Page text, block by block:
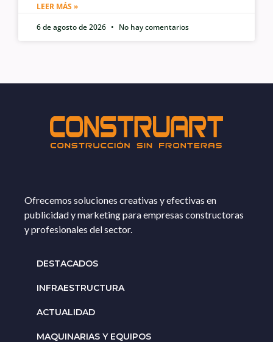
LEER MÁS »
6 de agosto de 2026
No hay comentarios
Ofrecemos soluciones creativas y efectivas en
publicidad y marketing para empresas constructoras
y profesionales del sector.
DESTACADOS
INFRAESTRUCTURA
ACTUALIDAD
MAQUINARIAS Y EQUIPOS